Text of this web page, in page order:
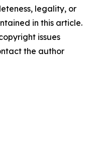
legality, or
in this article.
issues
the author